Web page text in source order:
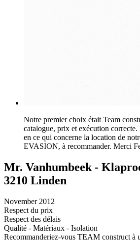
Notre premier choix était Team
catalogue, prix et exécution
en ce qui concerne la location de
EVASION, à recommander. Merci
Mr. Vanhumbeek -
3210 Linden
November 2012
Respect du prix
Respect des délais
Qualité - Matériaux - Isolation
Recommanderiez-vous TEAM construct à